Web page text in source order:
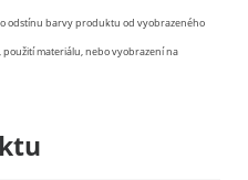
odstínu barvy produktu od vyobrazeného
materiálu, nebo vyobrazení na